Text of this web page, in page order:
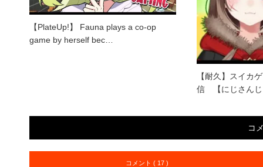
【PlateUp!】 Fauna plays a co-op
game by herself bec…
【耐久】スイカ
信 【にじさん
コ
コメント ( 17 )